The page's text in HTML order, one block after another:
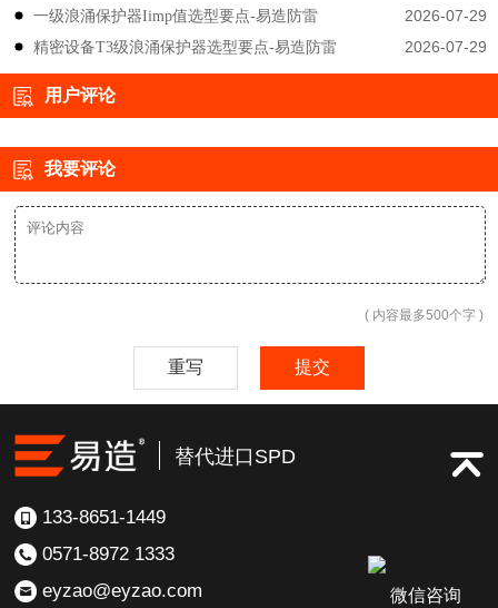
2026-07-29
一级浪涌保护器Iimp值选型要点-易造防雷
2026-07-29
精密设备T3级浪涌保护器选型要点-易造防雷
用户评论
我要评论
( 内容最多500个字 )
重写 提交
替代进口SPD
133-8651-1449
0571-8972 1333
eyzao@eyzao.com
微信咨询